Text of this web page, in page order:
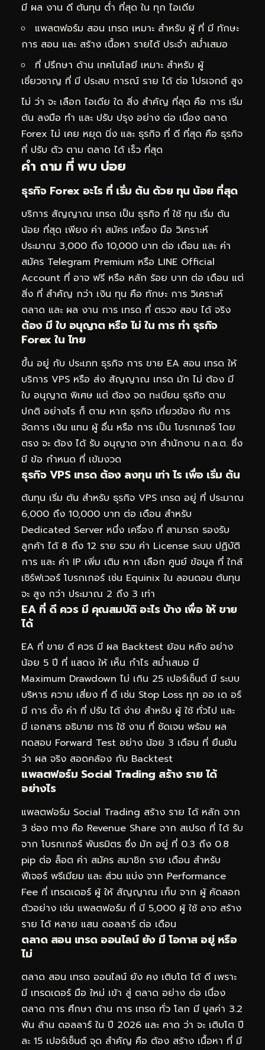
มี ผล งาน ดี ต้นทุน ต่ำ ที่สุด ใน ทุก ไอเดีย
แพลตฟอร์ม สอน เทรด เหมาะ สำหรับ ผู้ ที่ มี ทักษะ
การ สอน และ สร้าง เนื้อหา รายได้ ประจำ สม่ำเสมอ
ที่ ปรึกษา ด้าน เทคโนโลยี เหมาะ สำหรับ ผู้
เชี่ยวชาญ ที่ มี ประสบ การณ์ ราย ได้ ต่อ โปรเจกต์ สูง
ไม่ ว่า จะ เลือก ไอเดีย ใด สิ่ง สำคัญ ที่สุด คือ การ เริ่ม
ต้น ลงมือ ทำ และ ปรับ ปรุง อย่าง ต่อ เนื่อง ตลาด
Forex ไม่ เคย หยุด นิ่ง และ ธุรกิจ ที่ ดี ที่สุด คือ ธุรกิจ
ที่ ปรับ ตัว ตาม ตลาด ได้ เร็ว ที่สุด
คำ ถาม ที่ พบ บ่อย
ธุรกิจ Forex อะไร ที่ เริ่ม ต้น ด้วย ทุน น้อย ที่สุด
บริการ สัญญาณ เทรด เป็น ธุรกิจ ที่ ใช้ ทุน เริ่ม ต้น
น้อย ที่สุด เพียง ค่า สมัคร เครื่อง มือ วิเคราะห์
ประมาณ 3,000 ถึง 10,000 บาท ต่อ เดือน และ ค่า
สมัคร Telegram Premium หรือ LINE Official
Account ที่ อาจ ฟรี หรือ หลัก ร้อย บาท ต่อ เดือน แต่
สิ่ง ที่ สำคัญ กว่า เงิน ทุน คือ ทักษะ การ วิเคราะห์
ตลาด และ ผล งาน การ เทรด ที่ ตรวจ สอบ ได้ จริง
ต้อง มี ใบ อนุญาต หรือ ไม่ ใน การ ทำ ธุรกิจ
Forex ใน ไทย
ขึ้น อยู่ กับ ประเภท ธุรกิจ การ ขาย EA สอน เทรด ให้
บริการ VPS หรือ ส่ง สัญญาณ เทรด มัก ไม่ ต้อง มี
ใบ อนุญาต พิเศษ แต่ ต้อง จด ทะเบียน ธุรกิจ ตาม
ปกติ อย่างไร ก็ ตาม หาก ธุรกิจ เกี่ยวข้อง กับ การ
จัดการ เงิน แทน ผู้ อื่น หรือ การ เป็น โบรกเกอร์ โดย
ตรง จะ ต้อง ได้ รับ อนุญาต จาก สำนักงาน ก.ล.ต. ซึ่ง
มี ข้อ กำหนด ที่ เข้มงวด
ธุรกิจ VPS เทรด ต้อง ลงทุน เท่า ไร เพื่อ เริ่ม ต้น
ต้นทุน เริ่ม ต้น สำหรับ ธุรกิจ VPS เทรด อยู่ ที่ ประมาณ
6,000 ถึง 10,000 บาท ต่อ เดือน สำหรับ
Dedicated Server หนึ่ง เครื่อง ที่ สามารถ รองรับ
ลูกค้า ได้ 8 ถึง 12 ราย รวม ค่า License ระบบ ปฏิบัติ
การ และ ค่า IP เพิ่ม เติม หาก เลือก ศูนย์ ข้อมูล ที่ ใกล้
เซิร์ฟเวอร์ โบรกเกอร์ เช่น Equinix ใน ลอนดอน ต้นทุน
จะ สูง กว่า ประมาณ 2 ถึง 3 เท่า
EA ที่ ดี ควร มี คุณสมบัติ อะไร บ้าง เพื่อ ให้ ขาย
ได้
EA ที่ ขาย ดี ควร มี ผล Backtest ย้อน หลัง อย่าง
น้อย 5 ปี ที่ แสดง ให้ เห็น กำไร สม่ำเสมอ มี
Maximum Drawdown ไม่ เกิน 25 เปอร์เซ็นต์ มี ระบบ
บริหาร ความ เสี่ยง ที่ ดี เช่น Stop Loss ทุก ออ เด อร์
มี การ ตั้ง ค่า ที่ ปรับ ได้ ง่าย สำหรับ ผู้ ใช้ ทั่วไป และ
มี เอกสาร อธิบาย การ ใช้ งาน ที่ ชัดเจน พร้อม ผล
ทดสอบ Forward Test อย่าง น้อย 3 เดือน ที่ ยืนยัน
ว่า ผล จริง สอดคล้อง กับ Backtest
แพลตฟอร์ม Social Trading สร้าง ราย ได้
อย่างไร
แพลตฟอร์ม Social Trading สร้าง ราย ได้ หลัก จาก
3 ช่อง ทาง คือ Revenue Share จาก สเปรด ที่ ได้ รับ
จาก โบรกเกอร์ พันธมิตร ซึ่ง มัก อยู่ ที่ 0.3 ถึง 0.8
pip ต่อ ล็อต ค่า สมัคร สมาชิก ราย เดือน สำหรับ
ฟีเจอร์ พรีเมียม และ ส่วน แบ่ง จาก Performance
Fee ที่ เทรดเดอร์ ผู้ ให้ สัญญาณ เก็บ จาก ผู้ คัดลอก
ตัวอย่าง เช่น แพลตฟอร์ม ที่ มี 5,000 ผู้ ใช้ อาจ สร้าง
ราย ได้ หลาย แสน ดอลลาร์ ต่อ เดือน
ตลาด สอน เทรด ออนไลน์ ยัง มี โอกาส อยู่ หรือ
ไม่
ตลาด สอน เทรด ออนไลน์ ยัง คง เติบโต ได้ ดี เพราะ
มี เทรดเดอร์ มือ ใหม่ เข้า สู่ ตลาด อย่าง ต่อ เนื่อง
ตลาด การ ศึกษา ด้าน การ เทรด ทั่ว โลก มี มูลค่า 3.2
พัน ล้าน ดอลลาร์ ใน ปี 2026 และ คาด ว่า จะ เติบโต ปี
ละ 15 เปอร์เซ็นต์ จุด สำคัญ คือ ต้อง สร้าง เนื้อหา ที่ มี